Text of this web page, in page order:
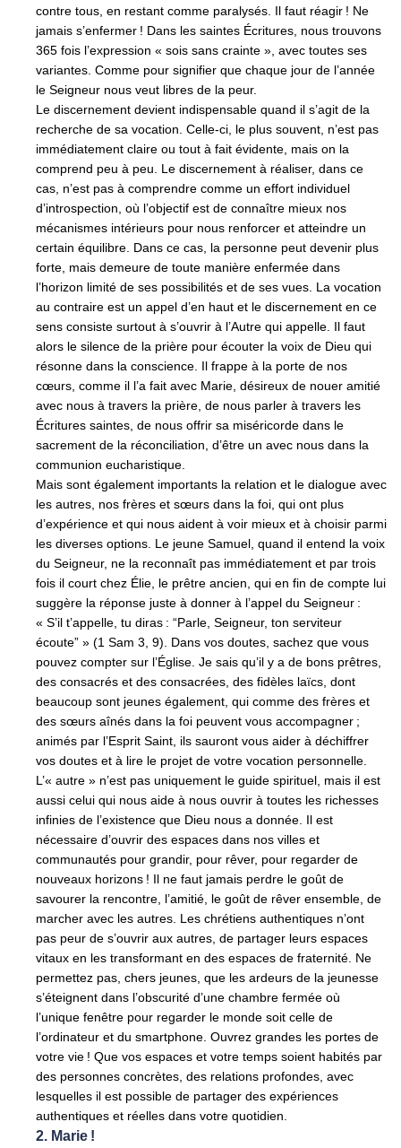
contre tous, en restant comme paralysés. Il faut réagir ! Ne
jamais s’enfermer ! Dans les saintes Écritures, nous trouvons
365 fois l’expression « sois sans crainte », avec toutes ses
variantes. Comme pour signifier que chaque jour de l’année
le Seigneur nous veut libres de la peur.
Le discernement devient indispensable quand il s’agit de la
recherche de sa vocation. Celle-ci, le plus souvent, n’est pas
immédiatement claire ou tout à fait évidente, mais on la
comprend peu à peu. Le discernement à réaliser, dans ce
cas, n’est pas à comprendre comme un effort individuel
d’introspection, où l’objectif est de connaître mieux nos
mécanismes intérieurs pour nous renforcer et atteindre un
certain équilibre. Dans ce cas, la personne peut devenir plus
forte, mais demeure de toute manière enfermée dans
l’horizon limité de ses possibilités et de ses vues. La vocation
au contraire est un appel d’en haut et le discernement en ce
sens consiste surtout à s’ouvrir à l’Autre qui appelle. Il faut
alors le silence de la prière pour écouter la voix de Dieu qui
résonne dans la conscience. Il frappe à la porte de nos
cœurs, comme il l’a fait avec Marie, désireux de nouer amitié
avec nous à travers la prière, de nous parler à travers les
Écritures saintes, de nous offrir sa miséricorde dans le
sacrement de la réconciliation, d’être un avec nous dans la
communion eucharistique.
Mais sont également importants la relation et le dialogue avec
les autres, nos frères et sœurs dans la foi, qui ont plus
d’expérience et qui nous aident à voir mieux et à choisir parmi
les diverses options. Le jeune Samuel, quand il entend la voix
du Seigneur, ne la reconnaît pas immédiatement et par trois
fois il court chez Élie, le prêtre ancien, qui en fin de compte lui
suggère la réponse juste à donner à l’appel du Seigneur :
« S’il t’appelle, tu diras : “Parle, Seigneur, ton serviteur
écoute” » (1 Sam 3, 9). Dans vos doutes, sachez que vous
pouvez compter sur l’Église. Je sais qu’il y a de bons prêtres,
des consacrés et des consacrées, des fidèles laïcs, dont
beaucoup sont jeunes également, qui comme des frères et
des sœurs aînés dans la foi peuvent vous accompagner ;
animés par l’Esprit Saint, ils sauront vous aider à déchiffrer
vos doutes et à lire le projet de votre vocation personnelle.
L’« autre » n’est pas uniquement le guide spirituel, mais il est
aussi celui qui nous aide à nous ouvrir à toutes les richesses
infinies de l’existence que Dieu nous a donnée. Il est
nécessaire d’ouvrir des espaces dans nos villes et
communautés pour grandir, pour rêver, pour regarder de
nouveaux horizons ! Il ne faut jamais perdre le goût de
savourer la rencontre, l’amitié, le goût de rêver ensemble, de
marcher avec les autres. Les chrétiens authentiques n’ont
pas peur de s’ouvrir aux autres, de partager leurs espaces
vitaux en les transformant en des espaces de fraternité. Ne
permettez pas, chers jeunes, que les ardeurs de la jeunesse
s’éteignent dans l’obscurité d’une chambre fermée où
l’unique fenêtre pour regarder le monde soit celle de
l’ordinateur et du smartphone. Ouvrez grandes les portes de
votre vie ! Que vos espaces et votre temps soient habités par
des personnes concrètes, des relations profondes, avec
lesquelles il est possible de partager des expériences
authentiques et réelles dans votre quotidien.
2. Marie !